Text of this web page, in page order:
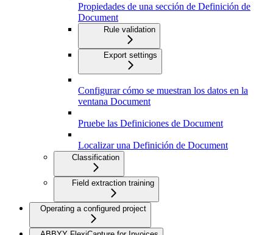
Propiedades de una sección de Definición de
Document
Rule validation
Export settings
Configurar cómo se muestran los datos en la
ventana Document
Pruebe las Definiciones de Document
Localizar una Definición de Document
Classification
Field extraction training
Operating a configured project